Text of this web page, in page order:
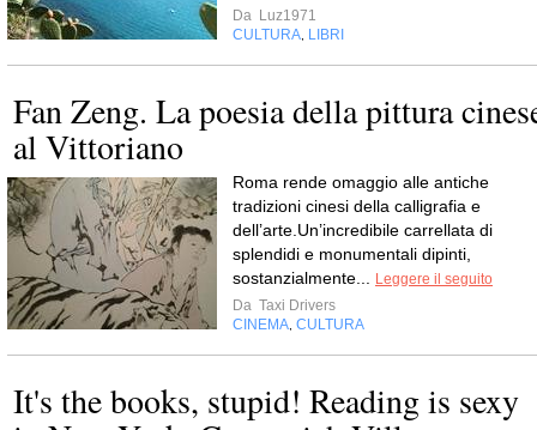
Da Luz1971
CULTURA, LIBRI
Fan Zeng. La poesia della pittura
al Vittoriano
Roma rende omaggio alle antiche
tradizioni cinesi della calligrafia e
dell’arte.Un’incredibile carrellata di
splendidi e monumentali dipinti,
sostanzialmente... Leggere il seguito
Da Taxi Drivers
CINEMA, CULTURA
It's the books, stupid! Reading is sexy